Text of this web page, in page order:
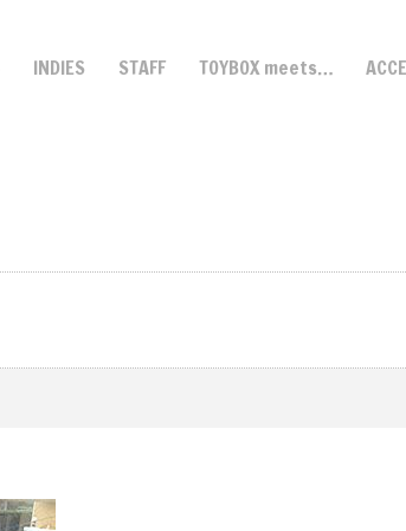
INDIES STAFF TOYBOX meets…